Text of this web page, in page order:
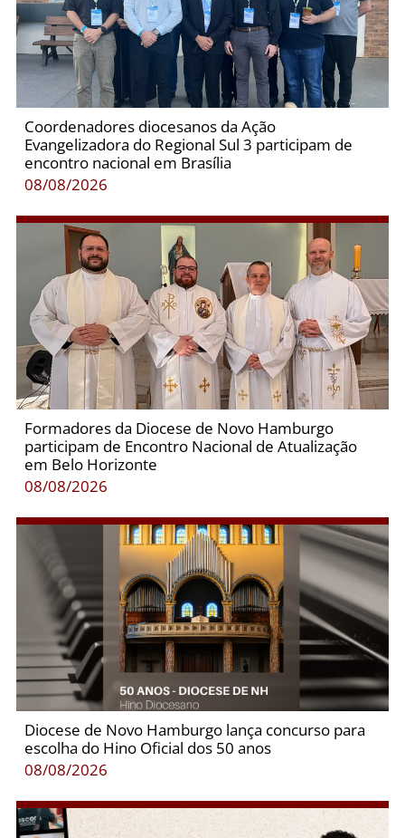
Coordenadores diocesanos da Ação
Evangelizadora do Regional Sul 3 participam de
encontro nacional em Brasília
08/08/2026
Formadores da Diocese de Novo Hamburgo
participam de Encontro Nacional de Atualização
em Belo Horizonte
08/08/2026
Diocese de Novo Hamburgo lança concurso para
escolha do Hino Oficial dos 50 anos
08/08/2026